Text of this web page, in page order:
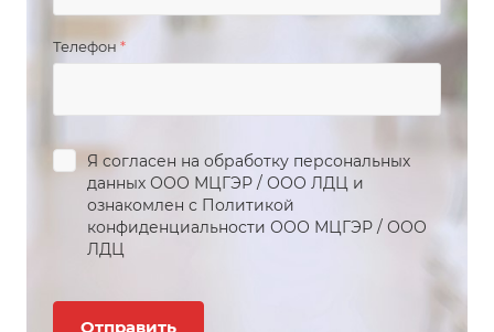
Телефон*
Я согласен на обработку персональных
данных ООО МЦГЭР / ООО ЛДЦ и
ознакомлен с Политикой
конфиденциальности ООО МЦГЭР / ООО
ЛДЦ